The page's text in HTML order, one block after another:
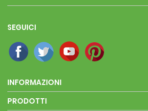
SEGUICI
INFORMAZIONI
PRODOTTI